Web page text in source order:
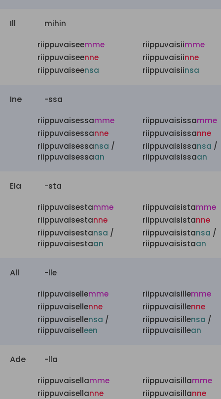
Ill mihin
riippuvaiseemme
riippuvaiseenne
riippuvaiseensa
riippuvaisiimme
riippuvaisiinne
riippuvaisiinsa
Ine -ssa
riippuvaisessamme
riippuvaisessanne
riippuvaisessansa /
riippuvaisessaan
riippuvaisissamme
riippuvaisissanne
riippuvaisissansa /
riippuvaisissaan
Ela -sta
riippuvaisestamme
riippuvaisestanne
riippuvaisestansa /
riippuvaisestaan
riippuvaisistamme
riippuvaisistanne
riippuvaisistansa /
riippuvaisistaan
All -lle
riippuvaisellemme
riippuvaisellenne
riippuvaisellensa /
riippuvaiselleen
riippuvaisillemme
riippuvaisillenne
riippuvaisillensa /
riippuvaisillean
Ade -lla
riippuvaisellamme
riippuvaisellanne
riippuvaisillamme
riippuvaisillanne